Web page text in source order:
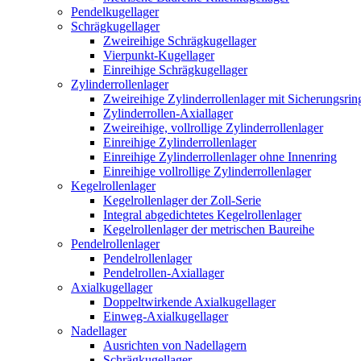
Pendelkugellager
Schrägkugellager
Zweireihige Schrägkugellager
Vierpunkt-Kugellager
Einreihige Schrägkugellager
Zylinderrollenlager
Zweireihige Zylinderrollenlager mit
Zylinderrollen-Axiallager
Zweireihige, vollrollige Zylinderrollenlager
Einreihige Zylinderrollenlager
Einreihige Zylinderrollenlager ohne Innenring
Einreihige vollrollige Zylinderrollenlager
Kegelrollenlager
Kegelrollenlager der Zoll-Serie
Integral abgedichtetes Kegelrollenlager
Kegelrollenlager der metrischen Baureihe
Pendelrollenlager
Pendelrollenlager
Pendelrollen-Axiallager
Axialkugellager
Doppeltwirkende Axialkugellager
Einweg-Axialkugellager
Nadellager
Ausrichten von Nadellagern